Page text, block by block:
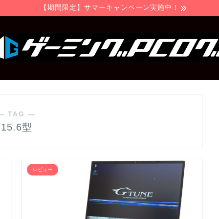
【期間限定】サマーキャンペーン実施中！
TAG ―
15.6型
レビュー